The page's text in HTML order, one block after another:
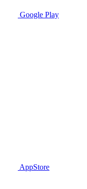
Google Play
AppStore